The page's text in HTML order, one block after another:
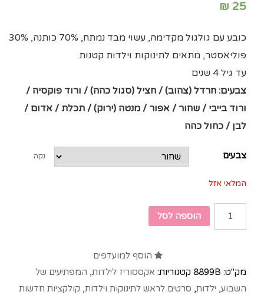
25
₪
כובע עם גולגול מקדימה, עשוי מבד נמתח, 70% כותנה, 30%
פוליאסטר, מתאים לתינוקות וילדות קטנות
עד גיל 4 שנים
צבעים: חרדל (צהוב) / חציל (סגול כהה) / ורוד פוקסיה /
ורוד בייבי / שחור / אפור / מנטה (ירוק) / תכלת / אדום /
לבן / כחול כהה
צבעים נקה
המלאי אזל
הוספה לסל
הוסף למועדפים
מק"ט: 8899B קטגוריות: אקססוריז לילדות, המפתיעים של
השבוע, ילדות, סרטים לראש לתינוקות וילדות, קולקציות חדשות